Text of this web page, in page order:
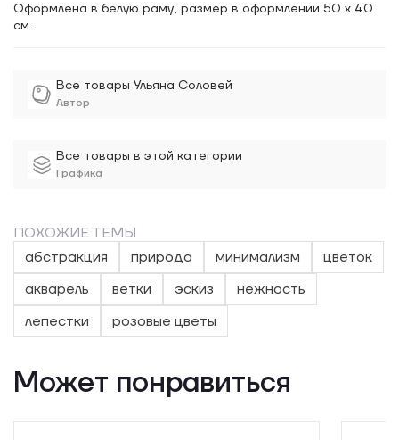
Все товары Ульяна Соловей
Автор
Все товары в этой категории
Графика
Оформлена в белую раму, размер в оформлении 50 х 40
см.
ПОХОЖИЕ ТЕМЫ
абстракция
природа минимализм
цветок
акварель
ветки эскиз
нежность
лепестки
розовые цветы
Может понравиться